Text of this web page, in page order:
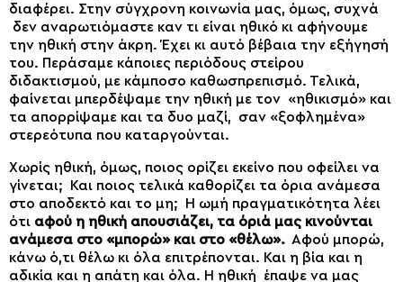
διαφέρει. Στην σύγχρονη κοινωνία μας, όμως, συχνά
δεν αναρωτιόμαστε καν τι είναι ηθικό κι αφήνουμε
την ηθική στην άκρη. Έχει κι αυτό βέβαια την εξήγησή
του. Περάσαμε κάποιες περιόδους στείρου
διδακτισμού, με κάμποσο καθωσπρεπισμό. Τελικά,
φαίνεται μπερδέψαμε την ηθική με τον «ηθικισμό» και
τα απορρίψαμε και τα δυο μαζί, σαν «ξοφλημένα»
στερεότυπα που καταργούνται.
Χωρίς ηθική, όμως, ποιος ορίζει εκείνο που οφείλει να
γίνεται; Και ποιος τελικά καθορίζει τα όρια ανάμεσα
στο αποδεκτό και το μη; Η ωμή πραγματικότητα λέει
ότι αφού η ηθική απουσιάζει, τα όριά μας κινούνται
ανάμεσα στο «μπορώ» και στο «θέλω». Αφού μπορώ,
κάνω ό,τι θέλω κι όλα επιτρέπονται. Και η βία και η
αδικία και η απάτη και όλα. Η ηθική έπαψε να μας